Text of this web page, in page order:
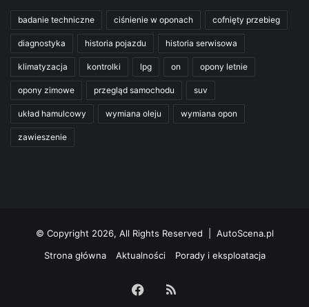
badanie techniczne ciśnienie w oponach cofnięty przebieg
diagnostyka historia pojazdu historia serwisowa
klimatyzacja kontrolki lpg on opony letnie
opony zimowe przegląd samochodu suv
układ hamulcowy wymiana oleju wymiana opon
zawieszenie
© Copyright 2026, All Rights Reserved | AutoScena.pl
Strona główna
Aktualności Porady i eksploatacja
Facebook